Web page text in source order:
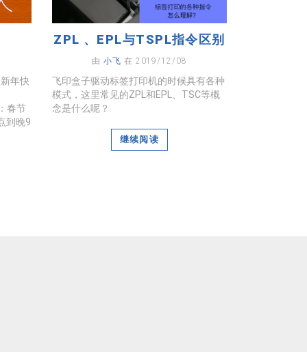
年快
春节
到晚9
ZPL 、EPL与TSPL指令区别
由 小飞 在 2019/12/08
飞印盒子驱动标签打印机的时候具有各种
模式，这里常见的ZPL和EPL、TSC等概
念是什么呢？
继续阅读